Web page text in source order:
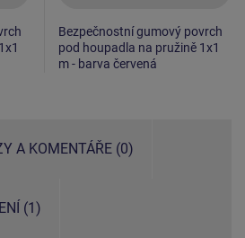
Bezpečnostní gumový povrch
pod houpadla na pružině 1x1
m - barva červená
A KOMENTÁŘE (0)
(1)